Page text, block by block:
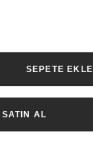
SEPETE EKLE
SATIN AL